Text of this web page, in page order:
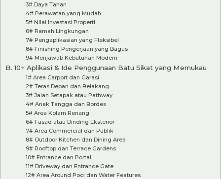
3# Daya Tahan
4# Perawatan yang Mudah
5# Nilai Investasi Properti
6# Ramah Lingkungan
7# Pengaplikasian yang Fleksibel
8# Finishing Pengerjaan yang Bagus
9# Menjawab Kebutuhan Modern
B. 10+ Aplikasi & Ide Penggunaan Batu Sikat yang Memukau
1# Area Carport dan Garasi
2# Teras Depan dan Belakang
3# Jalan Setapak atau Pathway
4# Anak Tangga dan Bordes
5# Area Kolam Renang
6# Fasad atau Dinding Eksterior
7# Area Commercial dan Publik
8# Outdoor Kitchen dan Dining Area
9# Rooftop dan Terrace Gardens
10# Entrance dan Portal
11# Driveway dan Entrance Gate
12# Area Around Pool dan Water Features